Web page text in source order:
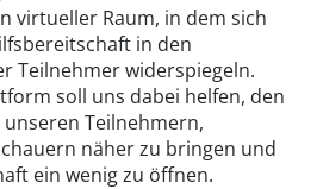
virtueller Raum, in dem sich
in den
Teilnehmer widerspiegeln.
soll uns dabei helfen, den
Teilnehmern,
näher zu bringen und
ein wenig zu öffnen.